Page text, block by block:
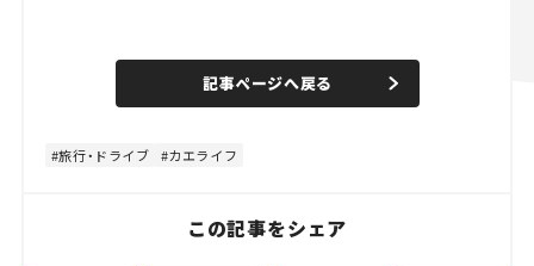
n
e
d
%
記事ページへ戻る
旅行・ドライブ カエライフ
この記事をシェア